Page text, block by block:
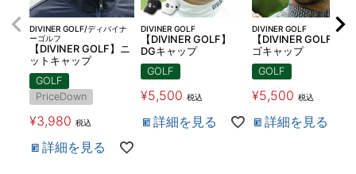
DIVINER GOLF/ディバイナ
ーゴルフ
【DIVINER GOLF】ニ
ットキャップ
GOLF
PriceDown
¥3,980 税込
詳細を見る
DIVINER GOLF
【DIVINER GOLF】
DGキャップ
GOLF
¥5,500 税込
詳細を見る
DIVINER GOLF
【DIVINER GOLF】ロ
ゴキャップ
GOLF
¥5,500 税込
詳細を見る